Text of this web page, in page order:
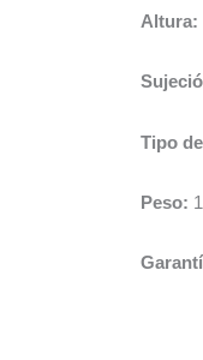
Altura:
Tipo
Peso: